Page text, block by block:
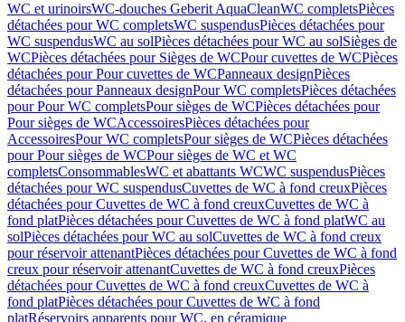
WC et urinoirsWC-douches Geberit AquaCleanWC completsPièces
détachées pour WC completsWC suspendusPièces détachées pour
WC suspendusWC au solPièces détachées pour WC au solSièges de
WCPièces détachées pour Sièges de WCPour cuvettes de WCPièces
détachées pour Pour cuvettes de WCPanneaux designPièces
détachées pour Panneaux designPour WC completsPièces détachées
pour Pour WC completsPour sièges de WCPièces détachées pour
Pour sièges de WCAccessoiresPièces détachées pour
AccessoiresPour WC completsPour sièges de WCPièces détachées
pour Pour sièges de WCPour sièges de WC et WC
completsConsommablesWC et abattants WCWC suspendusPièces
détachées pour WC suspendusCuvettes de WC à fond creuxPièces
détachées pour Cuvettes de WC à fond creuxCuvettes de WC à
fond platPièces détachées pour Cuvettes de WC à fond platWC au
solPièces détachées pour WC au solCuvettes de WC à fond creux
pour réservoir attenantPièces détachées pour Cuvettes de WC à fond
creux pour réservoir attenantCuvettes de WC à fond creuxPièces
détachées pour Cuvettes de WC à fond creuxCuvettes de WC à
fond platPièces détachées pour Cuvettes de WC à fond
platRéservoirs apparents pour WC, en céramique